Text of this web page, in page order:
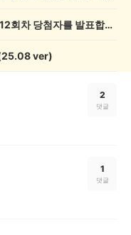
💰[당첨자 발표] 우리 동네 썰전 12회차 당첨자를 발표합니다!
ver)
2
댓글
1
댓글